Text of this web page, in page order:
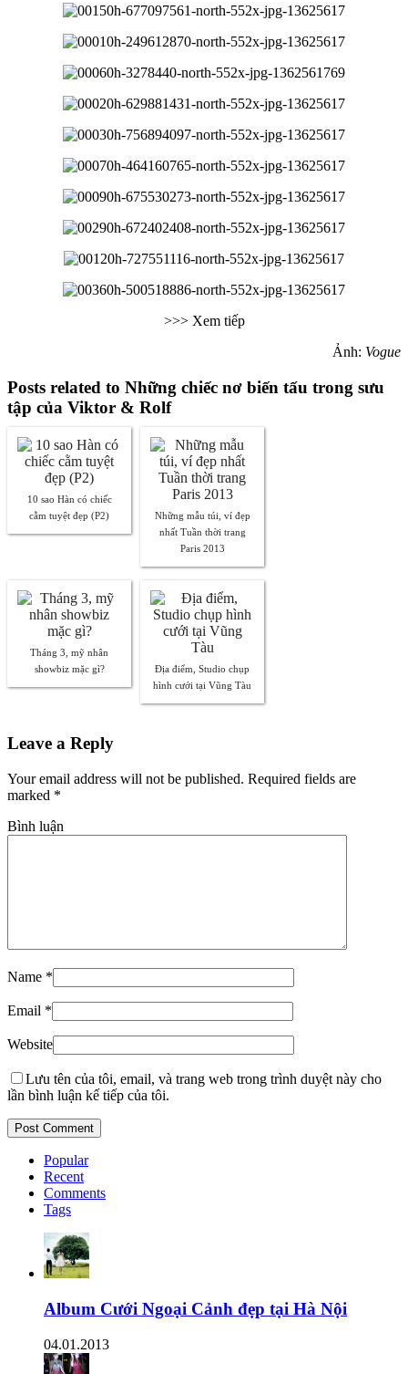
>>> Xem tiếp
Ảnh: Vogue
Posts related to Những chiếc nơ biến tấu trong sưu
tập của Viktor & Rolf
10 sao Hàn có chiếc
cằm tuyệt đẹp (P2)
Những mẫu túi, ví đẹp
nhất Tuần thời trang
Paris 2013
Tháng 3, mỹ nhân
showbiz mặc gì?
Địa điểm, Studio chụp
hình cưới tại Vũng Tàu
Leave a Reply
Your email address will not be published. Required fields are
marked *
Bình luận
Name *
Email *
Website
Lưu tên của tôi, email, và trang web trong trình duyệt này cho
lần bình luận kế tiếp của tôi.
Popular
Recent
Comments
Tags
Album Cưới Ngoại Cảnh đẹp tại Hà Nội
04.01.2013